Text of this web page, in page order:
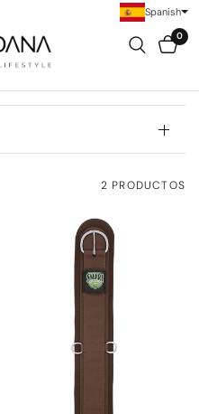
0
2 PRODUCTOS
Spanish